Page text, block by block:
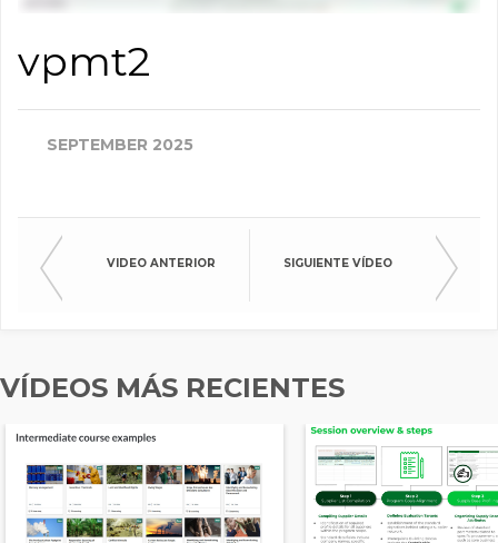
vpmt2
SEPTEMBER 2025
VIDEO ANTERIOR SIGUIENTE VÍDEO
VÍDEOS MÁS RECIENTES